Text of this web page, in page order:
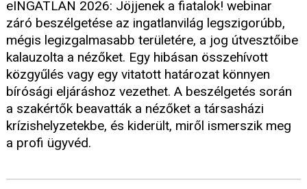
eINGATLAN 2026: Jöjjenek a fiatalok! webinar
záró beszélgetése az ingatlanvilág legszigorúbb,
mégis legizgalmasabb területére, a jog útvesztőibe
kalauzolta a nézőket. Egy hibásan összehívott
közgyűlés vagy egy vitatott határozat könnyen
bírósági eljáráshoz vezethet. A beszélgetés során
a szakértők beavatták a nézőket a társasházi
krízishelyzetekbe, és kiderült, miről ismerszik meg
a profi ügyvéd.